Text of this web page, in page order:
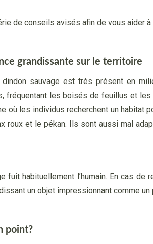
de conseils avisés afin de vous aider
grandissante sur le territoire
sauvage est très présent en
fréquentant les boisés de feuillus et
où les individus recherchent un
roux et le pékan. Ils sont aussi mal
fuit habituellement l’humain. En cas
un objet impressionnant comme un
point?